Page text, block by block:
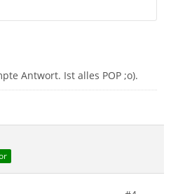
Antwort. Ist alles POP ;o).